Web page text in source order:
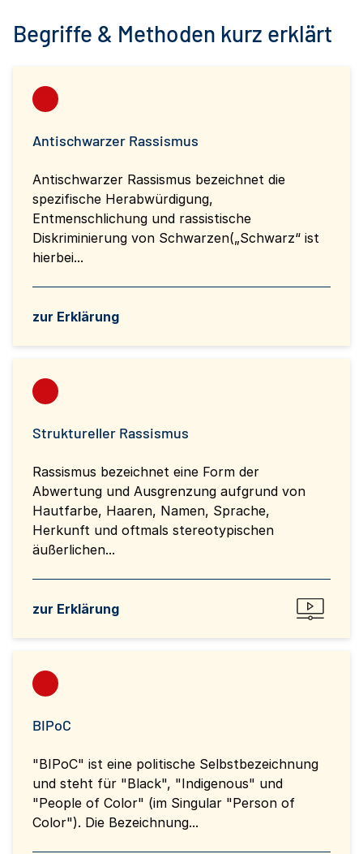
Begriffe & Methoden kurz erklärt
Antischwarzer Rassismus
Antischwarzer Rassismus bezeichnet die
spezifische Herabwürdigung,
Entmenschlichung und rassistische
Diskriminierung von Schwarzen(„Schwarz“ ist
hierbei...
zur Erklärung
Struktureller Rassismus
Rassismus bezeichnet eine Form der
Abwertung und Ausgrenzung aufgrund von
Hautfarbe, Haaren, Namen, Sprache,
Herkunft und oftmals stereotypischen
äußerlichen...
zur Erklärung
BIPoC
"BIPoC" ist eine politische Selbstbezeichnung
und steht für "Black", "Indigenous" und
"People of Color" (im Singular "Person of
Color"). Die Bezeichnung...